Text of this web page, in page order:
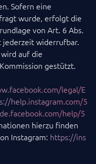
Sofern eine
wurde, erfolgt die
von Art. 6 Abs.
jederzeit widerrufbar.
auf die
gestützt.
legal/E
help.instagram.com/5
help/5
hierzu finden
Instagram: https://ins